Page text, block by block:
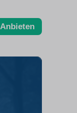
Anbieten